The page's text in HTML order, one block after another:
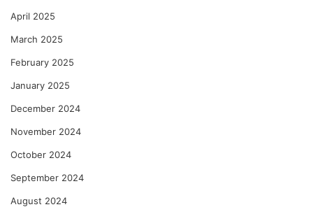
April 2025
March 2025
February 2025
January 2025
December 2024
November 2024
October 2024
September 2024
August 2024